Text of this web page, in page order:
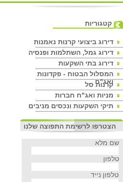
קטגוריות
דירוג ביצועי קרנות נאמנות
דירוג גמל, השתלמות ופנסיה
דירוג בתי השקעות
המסלול הבטוח - פקדונות
ואג"ח
קרנות סל
מניות ואג"ח חברות
תיקי השקעות ונכסים מניבים
הצטרפו לרשימת התפוצה שלנו
שם מלא
טלפון
טלפון נייד